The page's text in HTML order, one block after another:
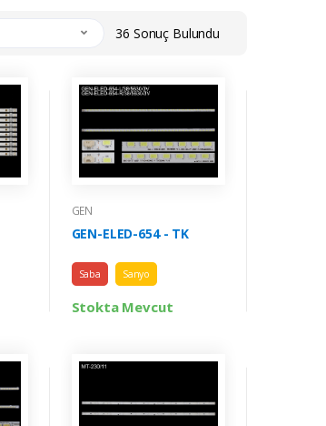
36 Sonuç Bulundu
GEN
GEN-ELED-654 - TK
Saba Sanyo
Stokta Mevcut